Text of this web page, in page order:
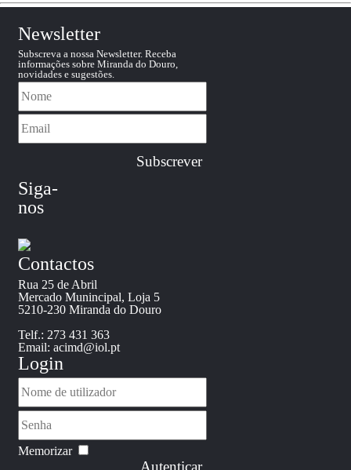
Newsletter
Subscreva a nossa Newsletter. Receba
informações sobre Miranda do Douro,
novidades e sugestões.
Siga-
nos
Contactos
Rua 25 de Abril
Mercado Munincipal, Loja 5
5210-230 Miranda do Douro
Telf.: 273 431 363
Email: acimd@iol.pt
Login
Memorizar
Autenticar